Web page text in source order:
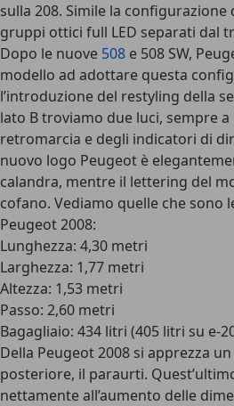
sulla 208. Simile la
gruppi ottici full LED separati dal
Dopo le nuove 508 e 508 SW,
modello ad adottare questa
l’introduzione del restyling della
lato B troviamo due luci, sempre a
retromarcia e degli indicatori di
nuovo logo Peugeot è
calandra, mentre il lettering del
cofano. Vediamo quelle che sono
Peugeot 2008:
Lunghezza: 4,30 metri
Larghezza: 1,77 metri
Altezza: 1,53 metri
Passo: 2,60 metri
Bagagliaio: 434 litri (405 litri su e-
Della Peugeot 2008 si apprezza
posteriore, il paraurti.
nettamente all’aumento delle